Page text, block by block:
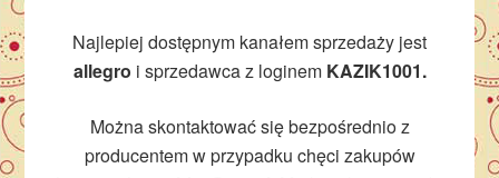
Najlepiej dostępnym kanałem sprzedaży jest
allegro i sprzedawca z loginem KAZIK1001.
Można skontaktować się bezpośrednio z
producentem w przypadku chęci zakupów